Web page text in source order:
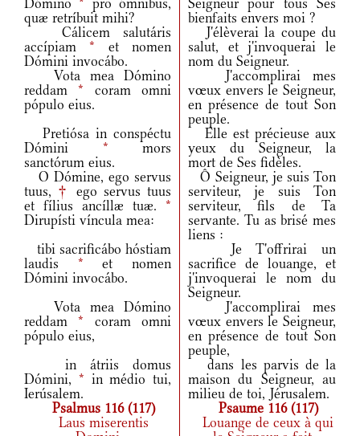
Dómino* pro ómnibus,
quæ retríbuit mihi?
Seigneur pour tous Ses
bienfaits envers moi ?
Cálicem salutáris
accípiam* et nomen
Dómini invocábo.
J'élèverai la coupe du
salut, et j'invoquerai le
nom du Seigneur.
Vota mea Dómino
reddam* coram omni
pópulo eius.
J'accomplirai mes
vœux envers le Seigneur,
en présence de tout Son
peuple.
Pretiósa in conspéctu
Dómini * mors
sanctórum eius.
Elle est précieuse aux
yeux du Seigneur, la
mort de Ses fidèles.
O Dómine, ego servus
tuus, †
ego servus tuus
et fílius ancíllæ tuæ. *
Dirupísti víncula mea:
Ô Seigneur, je suis Ton
serviteur, je suis Ton
serviteur, fils de Ta
servante. Tu as brisé mes
liens :
tibi sacrificábo hóstiam
laudis * et nomen
Dómini invocábo.
Je T'offrirai un
sacrifice de louange, et
j'invoquerai le nom du
Seigneur.
Vota mea Dómino
reddam* coram omni
pópulo eius,
J'accomplirai mes
vœux envers le Seigneur,
en présence de tout Son
peuple,
in átriis domus
Dómini, * in médio tui,
Ierúsalem.
dans les parvis de la
maison du Seigneur, au
milieu de toi, Jérusalem.
Psalmus 116 (117)
Psaume 116 (117)
Laus miserentis
Louange de ceux à qui